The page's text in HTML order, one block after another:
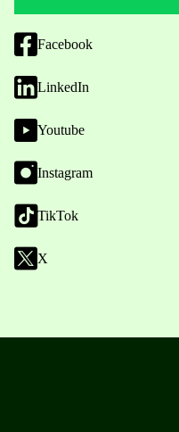
Facebook
LinkedIn
Youtube
Instagram
TikTok
X